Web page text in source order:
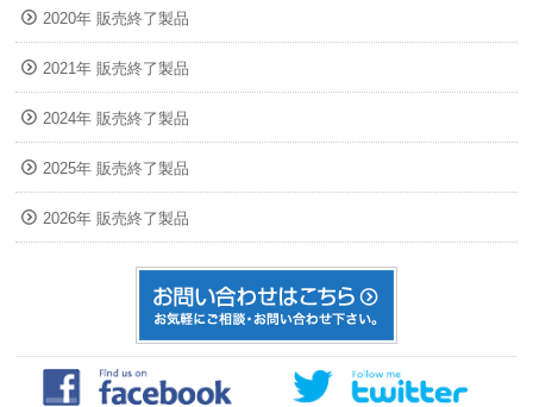
2020年 販売終了製品
2021年 販売終了製品
2024年 販売終了製品
2025年 販売終了製品
2026年 販売終了製品